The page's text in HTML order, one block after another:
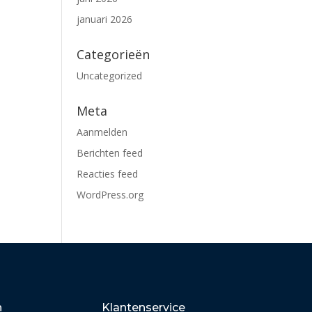
januari 2026
Categorieën
Uncategorized
Meta
Aanmelden
Berichten feed
Reacties feed
WordPress.org
Klantenservice